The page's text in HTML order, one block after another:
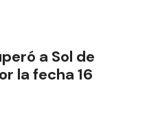
a Sol de
la fecha 16